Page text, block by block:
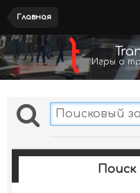
Главная
Игры о
Поиск